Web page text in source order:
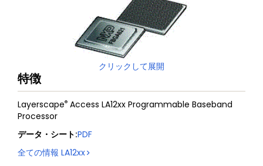
クリックして展開
特徴
Layerscape® Access LA12xx Programmable Baseband
Processor
データ・シート:PDF
全ての情報 LA12xx